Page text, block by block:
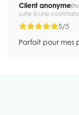
Client anonyme
suite à une
5/5
Parfait pour mes